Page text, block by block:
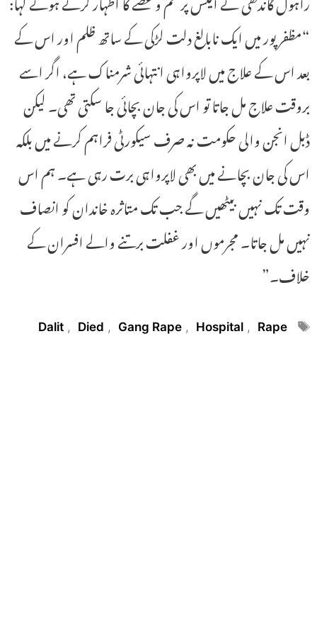
“مظفر پور میں ایک نابالغ دلت لڑکی کے ساتھ ظلم اور اس کے
بعد اس کے علاج میں لاپرواہی انتہائی شرمناک ہے، اگر اسے
بروقت علاج مل جاتا تو اس کی جان بچائی جا سکتی تھی۔ لیکن
ڈبل انجن والی حکومت نہ صرف سیکورٹی فراہم کرنے میں بلکہ
اس کی جان بچانے میں بھی لاپرواہی برت رہی ہے۔ ہم اس
وقت تک نہیں بیٹھیں گے جب تک متاثرہ خاندان کو انصاف
نہیں مل جاتا۔ مجرموں اور غفلت برتنے والے افسران کے
خلاف۔”
Tags
Dalit , Died , Gang Rape , Hospital , Rape